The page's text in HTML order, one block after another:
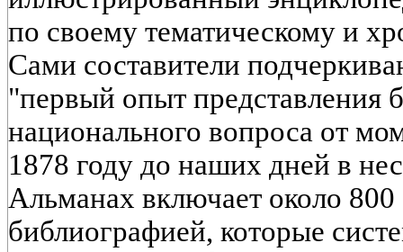
по своему тематическому и
Сами составители
"первый опыт представления
национального вопроса от
1878 году до наших дней в
Альманах включает около 800
библиографией, которые